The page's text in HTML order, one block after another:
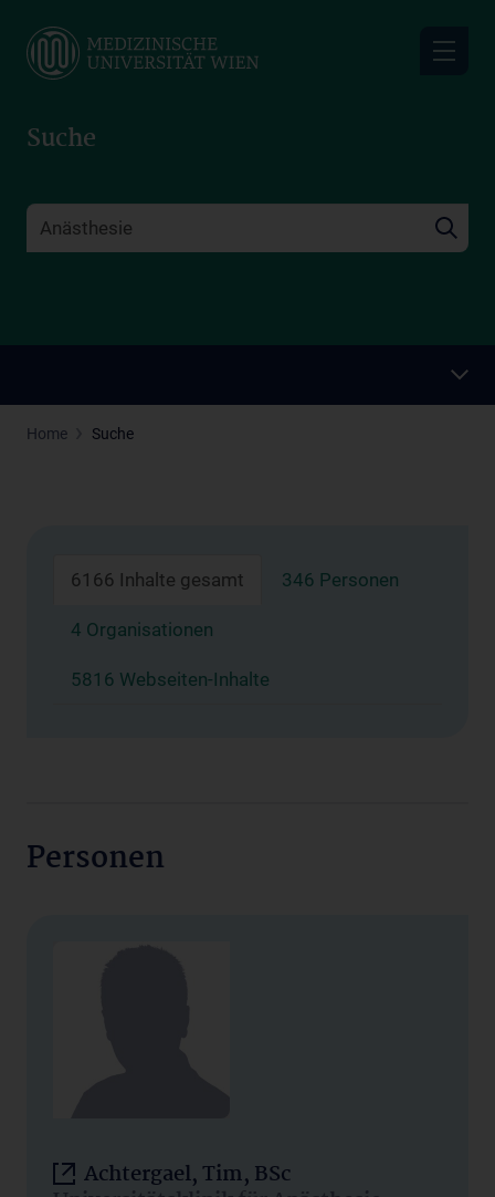
main
Suche
Home Suche
6166 Inhalte gesamt 346 Personen
4 Organisationen
5816 Webseiten-Inhalte
Personen
Achtergael, Tim, BSc